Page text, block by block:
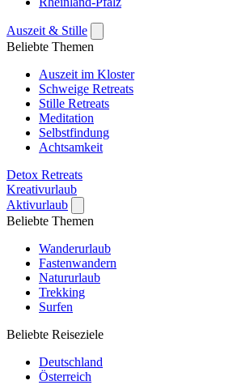
Auszeit & Stille
Beliebte Themen
Auszeit im Kloster
Schweige Retreats
Stille Retreats
Meditation
Selbstfindung
Achtsamkeit
Detox Retreats
Kreativurlaub
Aktivurlaub
Beliebte Themen
Wanderurlaub
Fastenwandern
Natururlaub
Trekking
Surfen
Beliebte Reiseziele
Deutschland
Österreich